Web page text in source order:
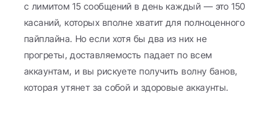
с лимитом 15 сообщений в день каждый — это 150
касаний, которых вполне хватит для полноценного
пайплайна. Но если хотя бы два из них не
прогреты, доставляемость падает по всем
аккаунтам, и вы рискуете получить волну банов,
которая утянет за собой и здоровые аккаунты.